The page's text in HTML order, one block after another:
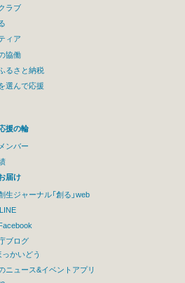
ラブ
ィア
協働
るさと納税
選んで応援
援の輪
ンバー
届け
生ジャーナル「創る」web
ブログ
かいどう
ニュース&イベントアプリ